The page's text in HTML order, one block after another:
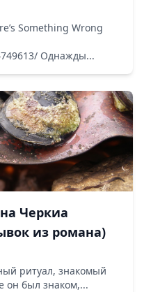
Something Wrong
Однажды...
Черкиа
из романа)
ритуал, знакомый
он был знаком,...